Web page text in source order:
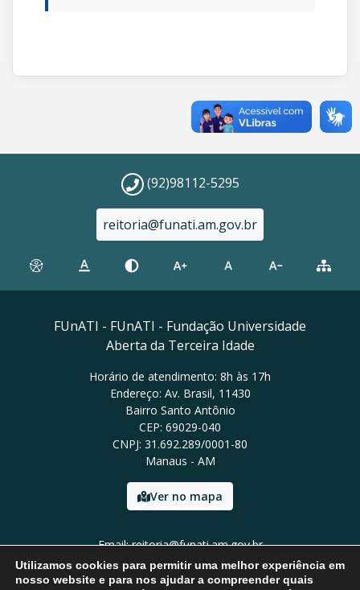
(92)98112-5295
reitoria@funati.am.gov.br
FUnATI - FUnATI - Fundação Universidade
Aberta da Terceira Idade
Horário de atendimento: 8h às 17h
Endereço: Av. Brasil, 11430
Bairro Santo Antônio
CEP: 69029-040
CNPJ: 31.692.289/0001-80
Manaus - AM
Ver no mapa
Email: reitoria@funati.am.gov.br
Tel: (92)98112-5295
Utilizamos cookies para permitir uma melhor experiência em
nosso website e para nos ajudar a compreender quais